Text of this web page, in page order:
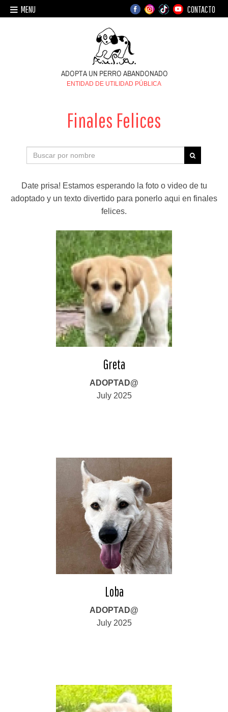
MENU CONTACTO
ENTIDAD DE UTILIDAD PÚBLICA
Finales Felices
Date prisa! Estamos esperando la foto o video de tu
adoptado y un texto divertido para ponerlo aqui en finales
felices.
Greta
ADOPTAD@
July 2025
Loba
ADOPTAD@
July 2025